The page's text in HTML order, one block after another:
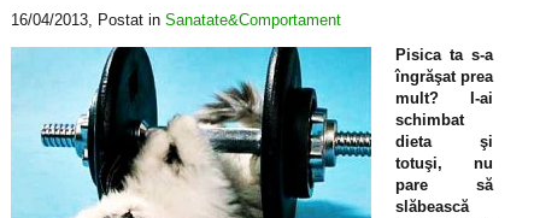
16/04/2013, Postat in Sanatate&Comportament
Pisica ta s-a
îngrăşat prea
mult? I-ai
schimbat
dieta şi
totuşi, nu
pare să
slăbească